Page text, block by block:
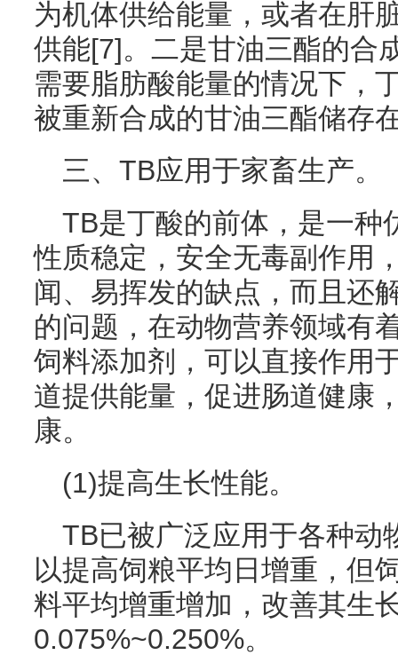
为机体供给能量，或者在肝
供能[7]。二是甘油三酯的合
需要脂肪酸能量的情况下，
被重新合成的甘油三酯储存
三、TB应用于家畜生产。
TB是丁酸的前体，是一种
性质稳定，安全无毒副作用
闻、易挥发的缺点，而且还
的问题，在动物营养领域有
饲料添加剂，可以直接作用
道提供能量，促进肠道健康
康。
(1)提高生长性能。
TB已被广泛应用于各种动
以提高饲粮平均日增重，但
料平均增重增加，改善其生
0.075%~0.250%。